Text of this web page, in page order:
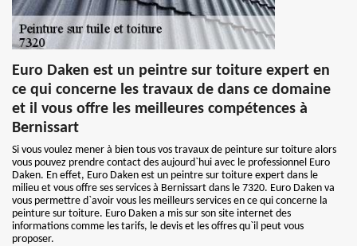
Euro Daken est un peintre sur toiture expert en
ce qui concerne les travaux de dans ce domaine
et il vous offre les meilleures compétences à
Bernissart
Si vous voulez mener à bien tous vos travaux de peinture sur toiture alors
vous pouvez prendre contact des aujourd`hui avec le professionnel Euro
Daken. En effet, Euro Daken est un peintre sur toiture expert dans le
milieu et vous offre ses services à Bernissart dans le 7320. Euro Daken va
vous permettre d`avoir vous les meilleurs services en ce qui concerne la
peinture sur toiture. Euro Daken a mis sur son site internet des
informations comme les tarifs, le devis et les offres qu`il peut vous
proposer.